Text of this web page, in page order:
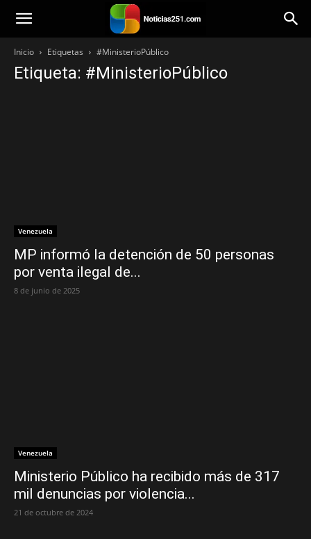
Noticias251
Inicio Etiquetas #MinisterioPúblico
Etiqueta: #MinisterioPúblico
Venezuela
MP informó la detención de 50 personas
por venta ilegal de...
8 de junio de 2025
Venezuela
Ministerio Público ha recibido más de 317
mil denuncias por violencia...
21 de octubre de 2024